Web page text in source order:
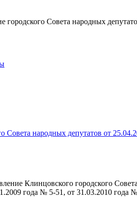
Совета народных
Совета народных депутатов от
Клинцовского городского
года № 5-51, от 31.03.2010